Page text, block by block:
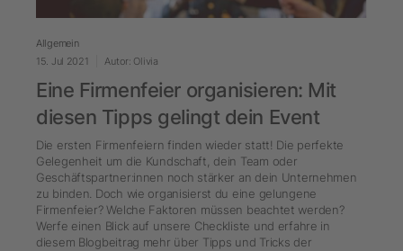
Allgemein
15. Jul 2021
Autor: Olivia
Eine Firmenfeier organisieren: Mit
diesen Tipps gelingt dein Event
Die ersten Firmenfeiern finden wieder statt! Die perfekte
Gelegenheit um die Kundschaft, dein Team oder
Geschäftspartner:innen noch stärker an dein Unternehmen
zu binden. Doch wie organisierst du eine gelungene
Firmenfeier? Welche Faktoren müssen beachtet werden?
Werfe einen Blick auf unsere Checkliste und erfahre in
diesem Blogbeitrag mehr über Tipps und Tricks der